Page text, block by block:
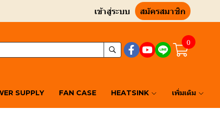
เข้าสู่ระบบ สมัครสมาชิก
0
SUPPLY FAN CASE HEATSINK เพิ่มเติม